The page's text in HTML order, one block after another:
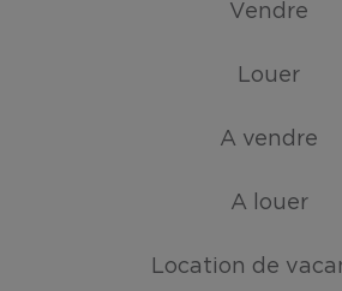
Vendre
Louer
A vendre
A louer
Location de